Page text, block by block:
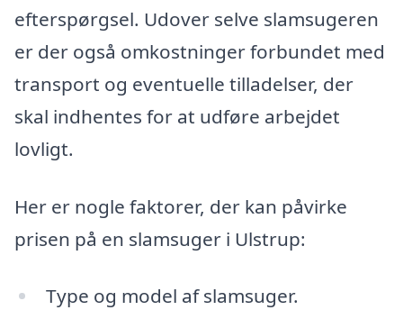
efterspørgsel. Udover selve slamsugeren
er der også omkostninger forbundet med
transport og eventuelle tilladelser, der
skal indhentes for at udføre arbejdet
lovligt.
Her er nogle faktorer, der kan påvirke
prisen på en slamsuger i Ulstrup:
Type og model af slamsuger.